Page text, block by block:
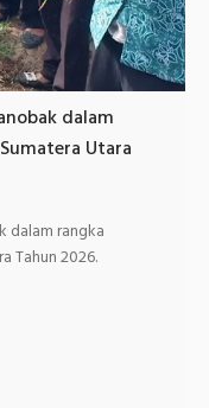
dalam
Utara
dalam rangka
Tahun 2026.